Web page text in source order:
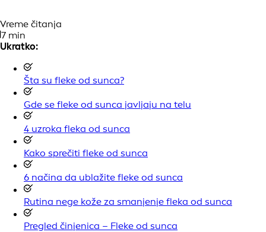
Vreme čitanja
7 min
Ukratko:
Šta su fleke od sunca?
Gde se fleke od sunca javljaju na telu
4 uzroka fleka od sunca
Kako sprečiti fleke od sunca
6 načina da ublažite fleke od sunca
Rutina nege kože za smanjenje fleka od sunca
Pregled činjenica – Fleke od sunca